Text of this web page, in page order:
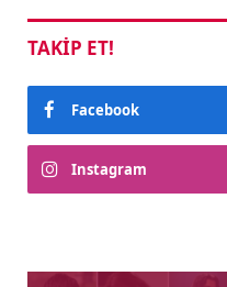
TAKIP ET!
Facebook
Instagram